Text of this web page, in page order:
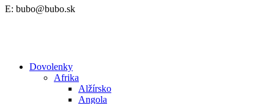
E: bubo@bubo.sk
Dovolenky
Afrika
Alžírsko
Angola